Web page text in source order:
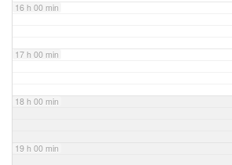
16 h 00 min
17 h 00 min
18 h 00 min
19 h 00 min